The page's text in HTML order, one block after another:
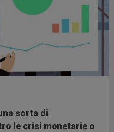
sorta di
le crisi monetarie o